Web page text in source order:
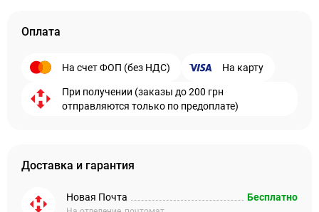
Оплата
На счет ФОП (без НДС) На карту
При получении (заказы до 200 грн
отправляются только по предоплате)
Доставка и гарантия
Новая Почта Бесплатно